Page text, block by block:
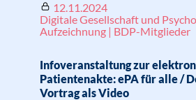
12.11.2024
Digitale Gesellschaft und
Aufzeichnung | BDP-Mitglieder
Infoveranstaltung zur
Patientenakte: ePA für alle /
Vortrag als Video